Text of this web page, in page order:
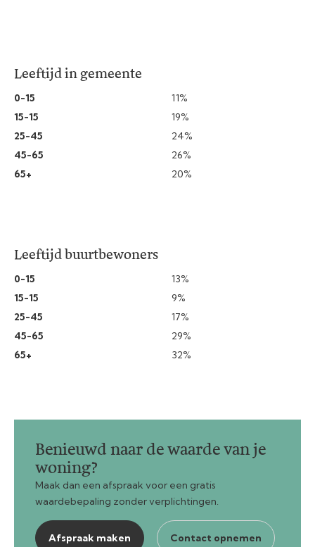
Leeftijd in gemeente
0-15
11%
15-15
19%
25-45
24%
45-65
26%
65+
20%
Leeftijd buurtbewoners
0-15
13%
15-15
9%
25-45
17%
45-65
29%
65+
32%
Benieuwd naar de waarde van je
woning?
Maak dan een afspraak voor een gratis
waardebepaling zonder verplichtingen.
Afspraak maken Contact opnemen